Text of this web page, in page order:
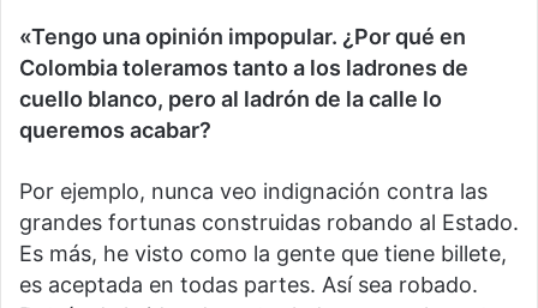
«Tengo una opinión impopular. ¿Por qué en
Colombia toleramos tanto a los ladrones de
cuello blanco, pero al ladrón de la calle lo
queremos acabar?
Por ejemplo, nunca veo indignación contra las
grandes fortunas construidas robando al Estado.
Es más, he visto como la gente que tiene billete,
es aceptada en todas partes. Así sea robado.